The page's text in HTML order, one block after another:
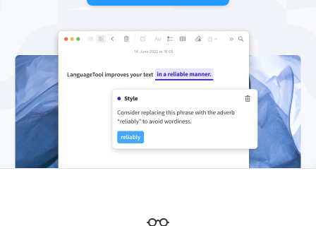
Safari
Apple Mail
Thunderbird
Word
Apple Pages
LibreOffice
Windows
Für Unternehmen
API
Jobs